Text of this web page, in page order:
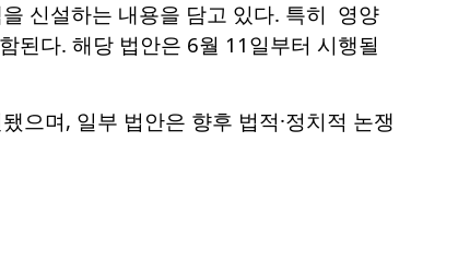
신설하는 내용을 담고 있다. 특히 영양
된다. 해당 법안은 6월 11일부터 시행될
으며, 일부 법안은 향후 법적·정치적 논쟁